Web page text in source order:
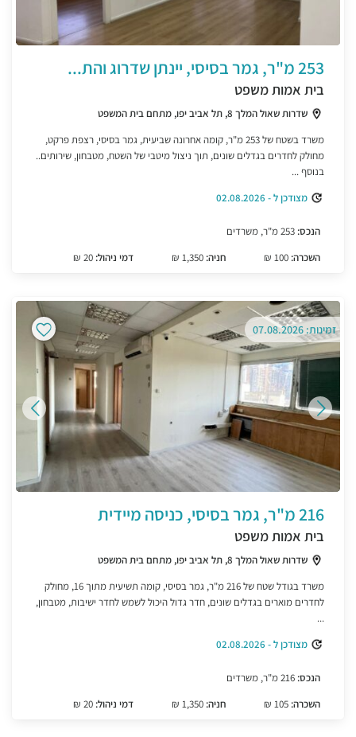
253 מ"ר, גמר בסיסי, יינתן שדרוג והת...
בית אמות משפט
שדרות שאול המלך 8, תל אביב יפו, מתחם בית המשפט
משרד בשטח של 253 מ"ר, קומה אחרונה שביעית, גמר בסיסי, רצפת פרקט,
מחולק לחדרים בגדלים שונים, תוך ניצול מיטבי של השטח, מטבחון, שירותים..
בנוסף ...
מצודכן ל - 02.08.2026
הנכס:
השכרה:
חניה: דמי ניהול: 20 ₪
זמינות: 07.08.2026
216 מ"ר, גמר בסיסי, כניסה מיידית
בית אמות משפט
שדרות שאול המלך 8, תל אביב יפו, מתחם בית המשפט
משרד בגודל שטח של 216 מ"ר, גמר בסיסי, קומה תשיעית מתוך 16, מחולק
לחדרים מוארים בגדלים שונים, חדר גדול היכול לשמש לחדר ישיבות, מטבחון,
...
מצודכן ל - 02.08.2026
הנכס:
השכרה:
חניה: דמי ניהול: 20 ₪